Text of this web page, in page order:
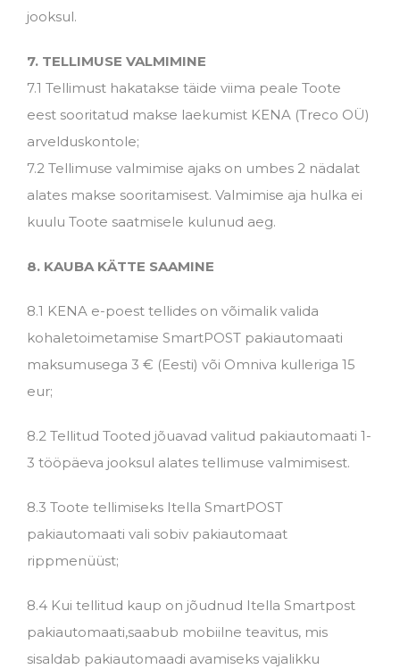
jooksul.
7. TELLIMUSE VALMIMINE
7.1 Tellimust hakatakse täide viima peale Toote
eest sooritatud makse laekumist KENA (Treco OÜ)
arvelduskontole;
7.2 Tellimuse valmimise ajaks on umbes 2 nädalat
alates makse sooritamisest. Valmimise aja hulka ei
kuulu Toote saatmisele kulunud aeg.
8. KAUBA KÄTTE SAAMINE
8.1 KENA e-poest tellides on võimalik valida
kohaletoimetamise SmartPOST pakiautomaati
maksumusega 3 € (Eesti) või Omniva kulleriga 15
eur;
8.2 Tellitud Tooted jõuavad valitud pakiautomaati 1-
3 tööpäeva jooksul alates tellimuse valmimisest.
8.3 Toote tellimiseks Itella SmartPOST
pakiautomaati vali sobiv pakiautomaat
rippmenüüst;
8.4 Kui tellitud kaup on jõudnud Itella Smartpost
pakiautomaati,saabub mobiilne teavitus, mis
sisaldab pakiautomaadi avamiseks vajalikku